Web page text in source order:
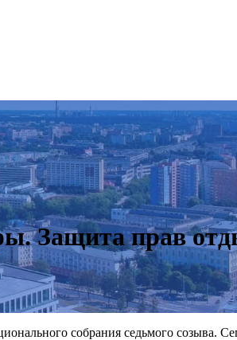
Защита прав
собрания седьмого созыва.